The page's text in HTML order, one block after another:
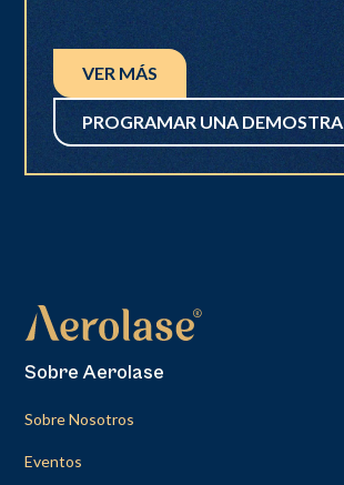
VER MÁS
PROGRAMAR UNA
Sobre Aerolase
Sobre Nosotros
Eventos